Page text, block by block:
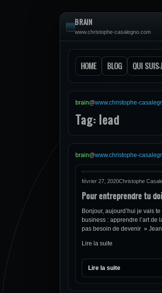
BRAIN
www.christophe-casalegno.com
HOME BLOG QUI SUIS-
brain@www.christophe-
Tag: lead
brain@www.christophe-
février 27, 2020Christophe
Pour entreprendre tu
Bonjour, aujourd’hui je vais
business : apprendre l’art de
pas besoin de devenir »
Lire la suite
Lire la suite